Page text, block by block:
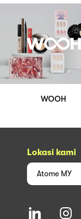
WOOH
Lokasi kami
Atome MY